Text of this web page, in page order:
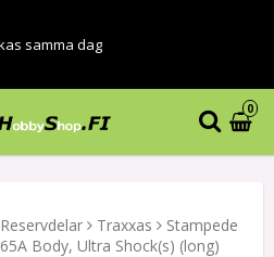
samma dag
0
Traxxas
Stampede
Body, Ultra Shock(s) (long)